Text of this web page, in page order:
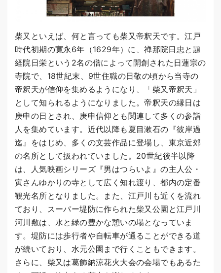
柴又といえば、何と言っても柴又帝釈天です。江戸
時代初期の寛永6年（1629年）に、禅那院日忠と題
経院日栄という2名の僧によって開創された日蓮宗の
寺院で、18世紀末、9世住職の日敬の頃から当寺の
帝釈天が信仰を集めるようになり、「柴又帝釈天」
として知られるようになりました。帝釈天の縁日は
庚申の日とされ、庚申信仰とも関連して多くの参詣
人を集めています。近代以降も夏目漱石の『彼岸過
迄』をはじめ、多くの文芸作品に登場し、東京近郊
の名所として扱われていました。20世紀後半以降
は、人気映画シリーズ『男はつらいよ』の主人公・
寅さんゆかりの寺として広く知れ渡り、都内の定番
観光名所となりました。また、江戸川も近くを流れ
ており、スーパー堤防に作られた柴又公園と江戸川
河川敷は、水と緑の豊かな憩いの場となっていま
す。堤防には歩行者や自転車が通ることができる道
が続いており、水元公園まで行くこともできます。
さらに、柴又は葛飾納涼花火大会の会場でもあるた